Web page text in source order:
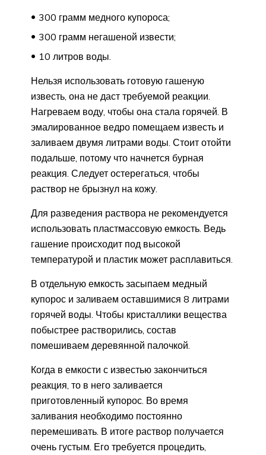
300 грамм медного купороса;
300 грамм негашеной извести;
10 литров воды.
Нельзя использовать готовую гашеную
известь, она не даст требуемой реакции.
Нагреваем воду, чтобы она стала горячей. В
эмалированное ведро помещаем известь и
заливаем двумя литрами воды. Стоит отойти
подальше, потому что начнется бурная
реакция. Следует остерегаться, чтобы
раствор не брызнул на кожу.
Для разведения раствора не рекомендуется
использовать пластмассовую емкость. Ведь
гашение происходит под высокой
температурой и пластик может расплавиться.
В отдельную емкость засыпаем медный
купорос и заливаем оставшимися 8 литрами
горячей воды. Чтобы кристаллики вещества
побыстрее растворились, состав
помешиваем деревянной палочкой.
Когда в емкости с известью закончиться
реакция, то в него заливается
приготовленный купорос. Во время
заливания необходимо постоянно
перемешивать. В итоге раствор получается
очень густым. Его требуется процедить,